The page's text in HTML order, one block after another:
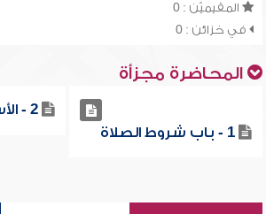
المقيميّن : 0
في خزائن : 0
المحاضرة مجزأة
1 - باب شروط الصلاة
2 - الأسئلة